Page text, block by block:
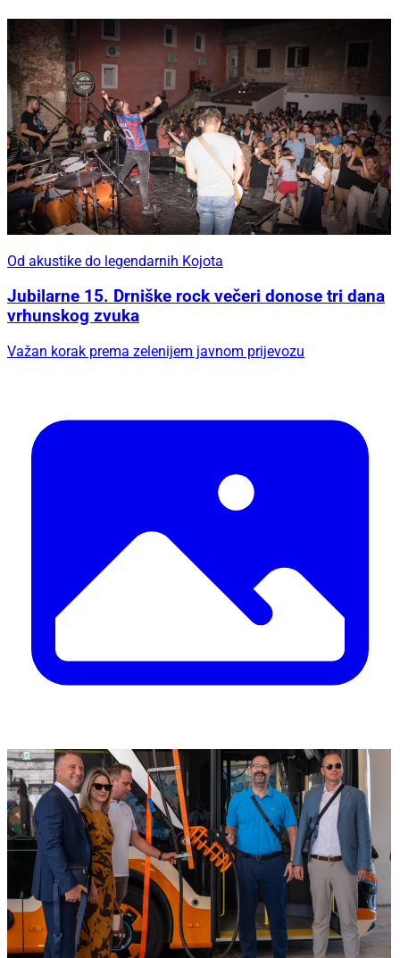
Od akustike do legendarnih Kojota
Jubilarne 15. Drniške rock večeri donose tri dana
vrhunskog zvuka
Važan korak prema zelenijem javnom prijevozu